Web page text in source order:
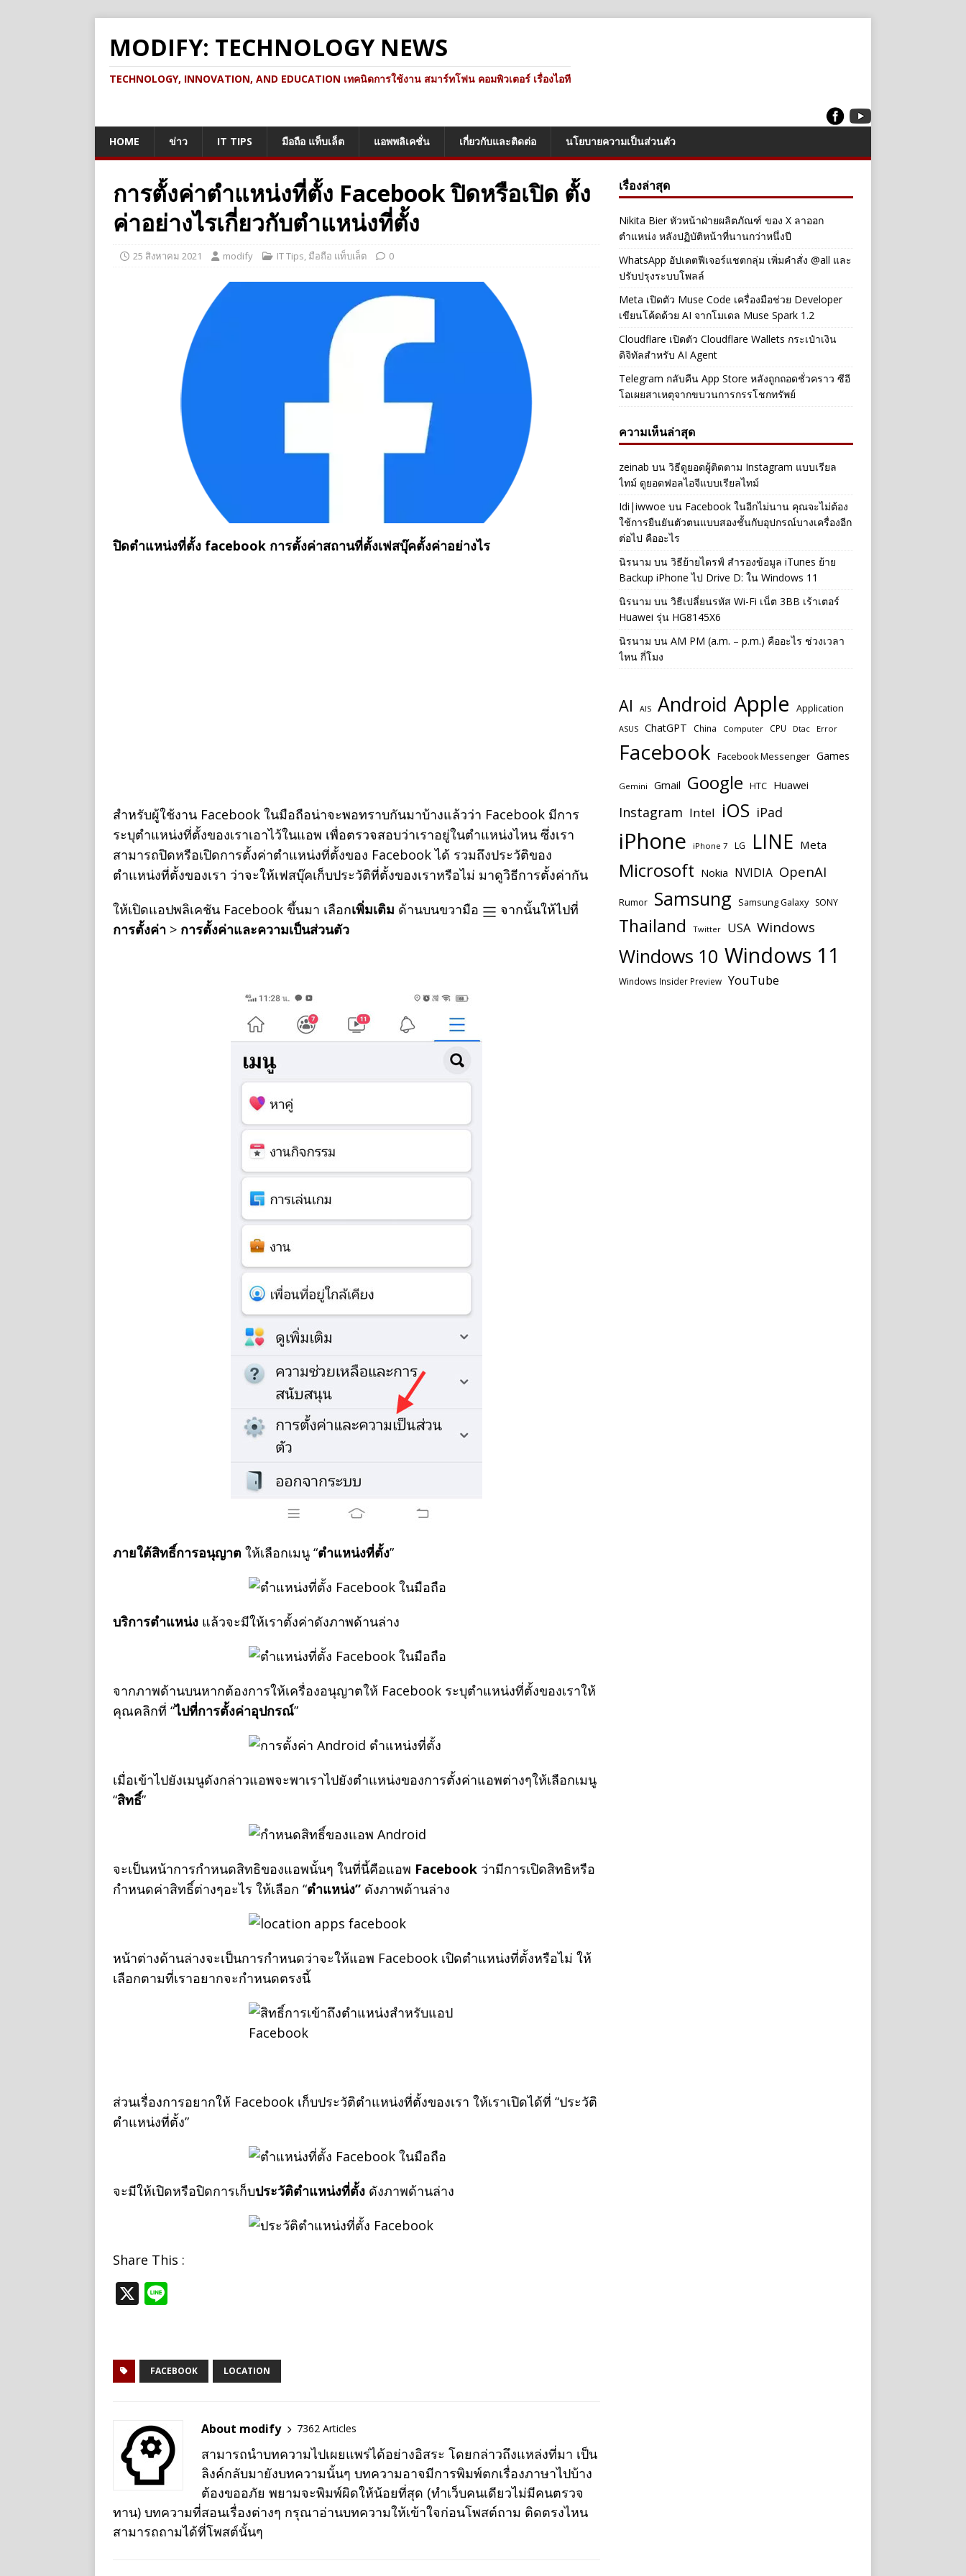
MODIFY: TECHNOLOGY NEWS
TECHNOLOGY, INNOVATION, AND EDUCATION เทคนิดการใช้งาน สมาร์ทโฟน คอมพิวเตอร์ เรื่องไอที
HOME ข่าว IT TIPS มือถือ แท็บเล็ต แอพพลิเคชั่น เกี่ยวกับและติดต่อ นโยบายความเป็นส่วนตัว
การตั้งค่าตำแหน่งที่ตั้ง Facebook ปิดหรือเปิด ตั้ง
ค่าอย่างไรเกี่ยวกับตำแหน่งที่ตั้ง
25 สิงหาคม 2021 modify IT Tips, มือถือ แท็บเล็ต 0
ปิดตําแหน่งที่ตั้ง facebook การตั้งค่าสถานที่ตั้งเฟสบุ๊คตั้งค่าอย่างไร
สำหรับผู้ใช้งาน Facebook ในมือถือน่าจะพอทราบกันมาบ้างแล้วว่า Facebook มีการ
ระบุตำแหน่งที่ตั้งของเราเอาไว้ในแอพ เพื่อตรวจสอบว่าเราอยู่ในตำแหน่งไหน ซึ่งเรา
สามารถปิดหรือเปิดการตั้งค่าตำแหน่งที่ตั้งของ Facebook ได้ รวมถึงประวัติของ
ตำแหน่งที่ตั้งของเรา ว่าจะให้เฟสบุ๊คเก็บประวัติที่ตั้งของเราหรือไม่ มาดูวิธีการตั้งค่ากัน
ให้เปิดแอปพลิเคชัน Facebook ขึ้นมา เลือกเพิ่มเติม ด้านบนขวามือ
จากนั้นให้ไปที่
การตั้งค่า > การตั้งค่าและความเป็นส่วนตัว
ภายใต้สิทธิ์การอนุญาต ให้เลือกเมนู “ตำแหน่งที่ตั้ง”
บริการตำแหน่ง แล้วจะมีให้เราตั้งค่าดังภาพด้านล่าง
จากภาพด้านบนหากต้องการให้เครื่องอนุญาตให้ Facebook ระบุตำแหน่งที่ตั้งของเราให้
คุณคลิกที่ “ไปที่การตั้งค่าอุปกรณ์”
เมื่อเข้าไปยังเมนูดังกล่าวแอพจะพาเราไปยังตำแหน่งของการตั้งค่าแอพต่างๆให้เลือกเมนู
“สิทธิ์”
จะเป็นหน้าการกำหนดสิทธิของแอพนั้นๆ ในที่นี้คือแอพ Facebook ว่ามีการเปิดสิทธิหรือ
กำหนดค่าสิทธิ์ต่างๆอะไร ให้เลือก “ตำแหน่ง” ดังภาพด้านล่าง
หน้าต่างด้านล่างจะเป็นการกำหนดว่าจะให้แอพ Facebook เปิดตำแหน่งที่ตั้งหรือไม่ ให้
เลือกตามที่เราอยากจะกำหนดตรงนี้
ส่วนเรื่องการอยากให้ Facebook เก็บประวัติตำแหน่งที่ตั้งของเรา ให้เราเปิดได้ที่ “ประวัติ
ตำแหน่งที่ตั้ง”
จะมีให้เปิดหรือปิดการเก็บประวัติตำแหน่งที่ตั้ง ดังภาพด้านล่าง
Share This :
X
FACEBOOK LOCATION
About modify 7362 Articles
สามารถนำบทความไปเผยแพร่ได้อย่างอิสระ โดยกล่าวถึงแหล่งที่มา เป็น
ลิงค์กลับมายังบทความนั้นๆ บทความอาจมีการพิมพ์ตกเรื่องภาษาไปบ้าง
ต้องขออภัย พยามจะพิมพ์ผิดให้น้อยที่สุด (ทำเว็บคนเดียวไม่มีคนตรวจ
ทาน) บทความที่สอนเรื่องต่างๆ กรุณาอ่านบทความให้เข้าใจก่อนโพสต์ถาม ติดตรงไหน
สามารถถามได้ที่โพสต์นั้นๆ
เรื่องล่าสุด
Nikita Bier หัวหน้าฝ่ายผลิตภัณฑ์ ของ X ลาออก
ตำแหน่ง หลังปฏิบัติหน้าที่นานกว่าหนึ่งปี
WhatsApp อัปเดตฟีเจอร์แชตกลุ่ม เพิ่มคำสั่ง @all และ
ปรับปรุงระบบโพลล์
Meta เปิดตัว Muse Code เครื่องมือช่วย Developer
เขียนโค้ดด้วย AI จากโมเดล Muse Spark 1.2
Cloudflare เปิดตัว Cloudflare Wallets กระเป๋าเงิน
ดิจิทัลสำหรับ AI Agent
Telegram กลับคืน App Store หลังถูกถอดชั่วคราว ซีอี
โอเผยสาเหตุจากขบวนการกรรโชกทรัพย์
ความเห็นล่าสุด
zeinab บน วิธีดูยอดผู้ติดตาม Instagram แบบเรียล
ไทม์ ดูยอดฟอลไอจีแบบเรียลไทม์
Idi|iwwoe บน Facebook ในอีกไม่นาน คุณจะไม่ต้อง
ใช้การยืนยันตัวตนแบบสองชั้นกับอุปกรณ์บางเครื่องอีก
ต่อไป คืออะไร
นิรนาม บน วิธีย้ายไดรฟ์ สำรองข้อมูล iTunes ย้าย
Backup iPhone ไป Drive D: ใน Windows 11
นิรนาม บน วิธีเปลี่ยนรหัส Wi-Fi เน็ต 3BB เร้าเตอร์
Huawei รุ่น HG8145X6
นิรนาม บน AM PM (a.m. – p.m.) คืออะไร ช่วงเวลา
ไหน กี่โมง
AI AIS Android Apple Application
ASUS ChatGPT China Computer CPU Dtac Error
Facebook Facebook Messenger Games
Gemini Gmail Google HTC Huawei
Instagram Intel iOS iPad
iPhone iPhone 7 LG LINE Meta
Microsoft Nokia NVIDIA OpenAI
Rumor Samsung Samsung Galaxy SONY
Thailand Twitter USA Windows
Windows 10 Windows 11
Windows Insider Preview YouTube